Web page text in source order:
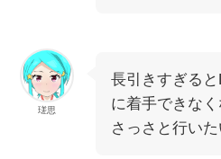
瑳思
長引きすぎる
に着手できな
さっさと行いた